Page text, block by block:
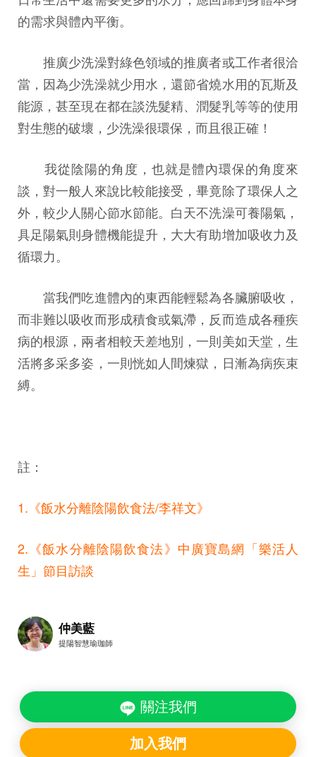
的需求與體內平衡。
推廣少洗澡對綠色領域的推廣者或工作者很洽
當，因為少洗澡就少用水，還節省燒水用的瓦斯及
能源，甚至現在都在談洗髮精、潤髮乳等等的使用
對生態的破壞，少洗澡很環保，而且很正確！
我從陰陽的角度，也就是體內環保的角度來
談，對一般人來說比較能接受，畢竟除了環保人之
外，較少人關心節水節能。白天不洗澡可養陽氣，
具足陽氣則身體機能提升，大大有助增加吸收力及
循環力。
當我們吃進體內的東西能輕鬆為各臟腑吸收，
而非難以吸收而形成積食或氣滯，反而造成各種疾
病的根源，兩者相較天差地別，一則美如天堂，生
活將多采多姿，一則恍如人間煉獄，日漸為病疾束
縛。
註：
1.《飯水分離陰陽飲食法/李祥文》
2.《飯水分離陰陽飲食法》中廣寶島網「樂活人
生」節目訪談
仲美藍
提陽智慧瑜珈師
關注我們
加入我們